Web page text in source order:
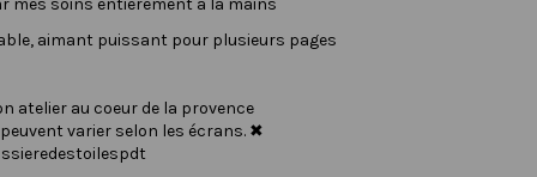
aimant puissant pour plusieurs pages
atelier au coeur de la provence
varier selon les écrans. ✖